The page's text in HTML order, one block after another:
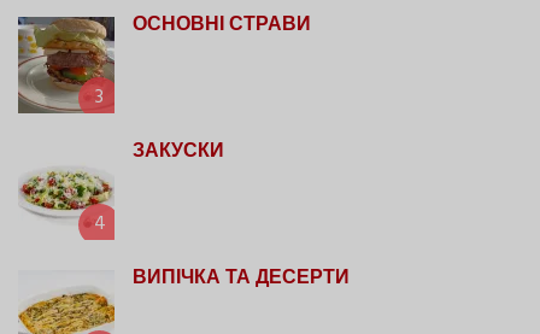
3
ОСНОВНІ СТРАВИ
4
ЗАКУСКИ
ВИПІЧКА ТА ДЕСЕРТИ